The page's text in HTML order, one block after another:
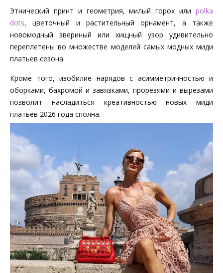
Этнический принт и геометрия, милый горох или polka
dots, цветочный и растительный орнамент, а также
новомодный звериный или хищный узор удивительно
переплетены во множестве моделей самых модных миди
платьев сезона.
Кроме того, изобилие нарядов с асимметричностью и
оборками, бахромой и завязками, прорезями и вырезами
позволит насладиться креативностью новых миди
платьев 2026 года сполна.